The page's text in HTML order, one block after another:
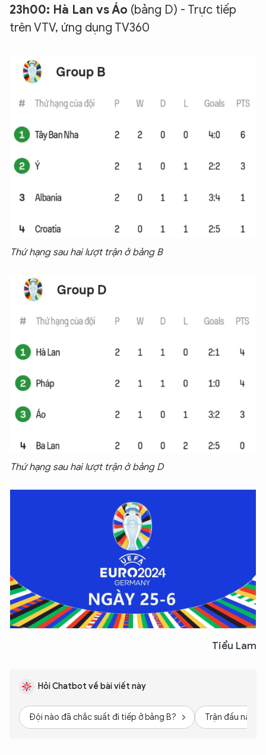
23h00: Hà Lan vs Áo (bảng D) - Trực tiếp
trên VTV, ứng dụng TV360
Thứ hạng sau hai lượt trận ở bảng B
Thứ hạng sau hai lượt trận ở bảng D
Tiểu Lam
Hỏi Chatbot về bài viết này
Đội nào đã chắc suất đi tiếp ở bảng B? Trận đấu nào